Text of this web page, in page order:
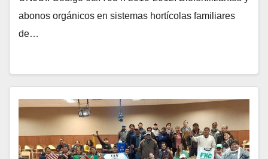
abonos orgánicos en sistemas hortícolas familiares
de…